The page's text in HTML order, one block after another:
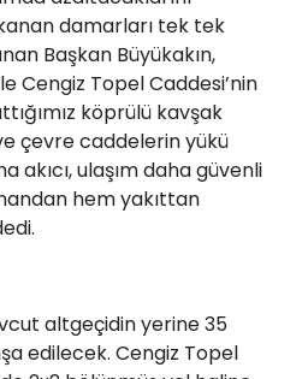
damarları tek tek
Başkan Büyükakın,
Cengiz Topel Caddesi’nin
köprülü kavşak
çevre caddelerin yükü
akıcı, ulaşım daha güvenli
hem yakıttan
altgeçidin yerine 35
edilecek. Cengiz Topel